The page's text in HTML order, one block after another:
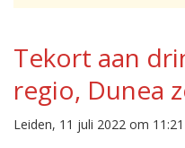
Tekort aan
regio, Dunea
Leiden, 11 juli 2022 om